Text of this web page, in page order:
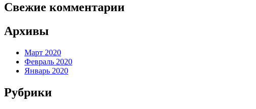
Свежие комментарии
Архивы
Март 2020
Февраль 2020
Январь 2020
Рубрики